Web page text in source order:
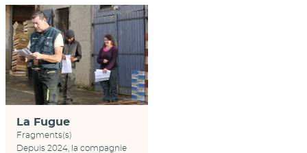
La Fugue
Fragments(s)
Depuis 2024, la compagnie